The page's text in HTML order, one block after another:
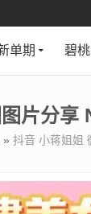
单期 碧
片分享
» 抖音 小蒋姐姐